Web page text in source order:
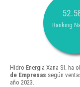
Ranking
Hidro Energia Xana Sl. ha
de Empresas según
año 2023.